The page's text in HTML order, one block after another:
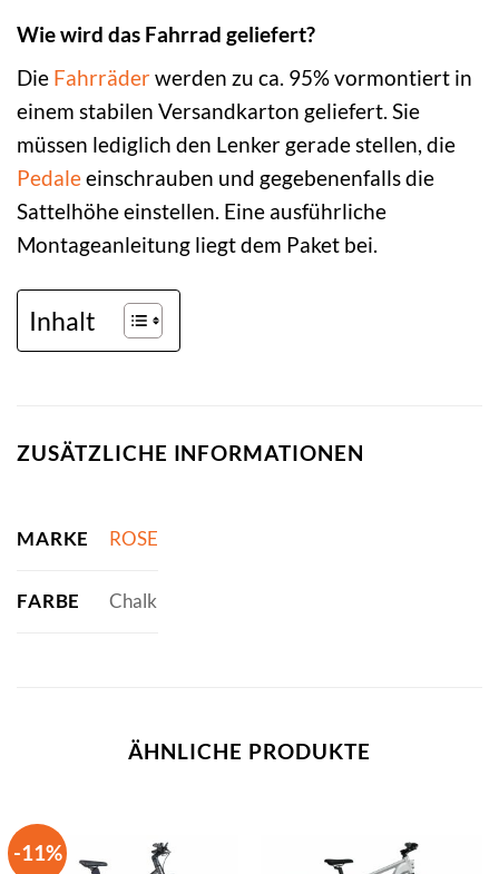
Wie wird das Fahrrad geliefert?
Die Fahrräderwerden zu ca. 95% vormontiert in
einem stabilen Versandkarton geliefert. Sie
müssen lediglich den Lenker gerade stellen, die
Pedaleeinschrauben und gegebenenfalls die
Sattelhöhe einstellen. Eine ausführliche
Montageanleitung liegt dem Paket bei.
Inhalt
ZUSÄTZLICHE INFORMATIONEN
MARKE ROSE
FARBE Chalk
ÄHNLICHE PRODUKTE
-11%